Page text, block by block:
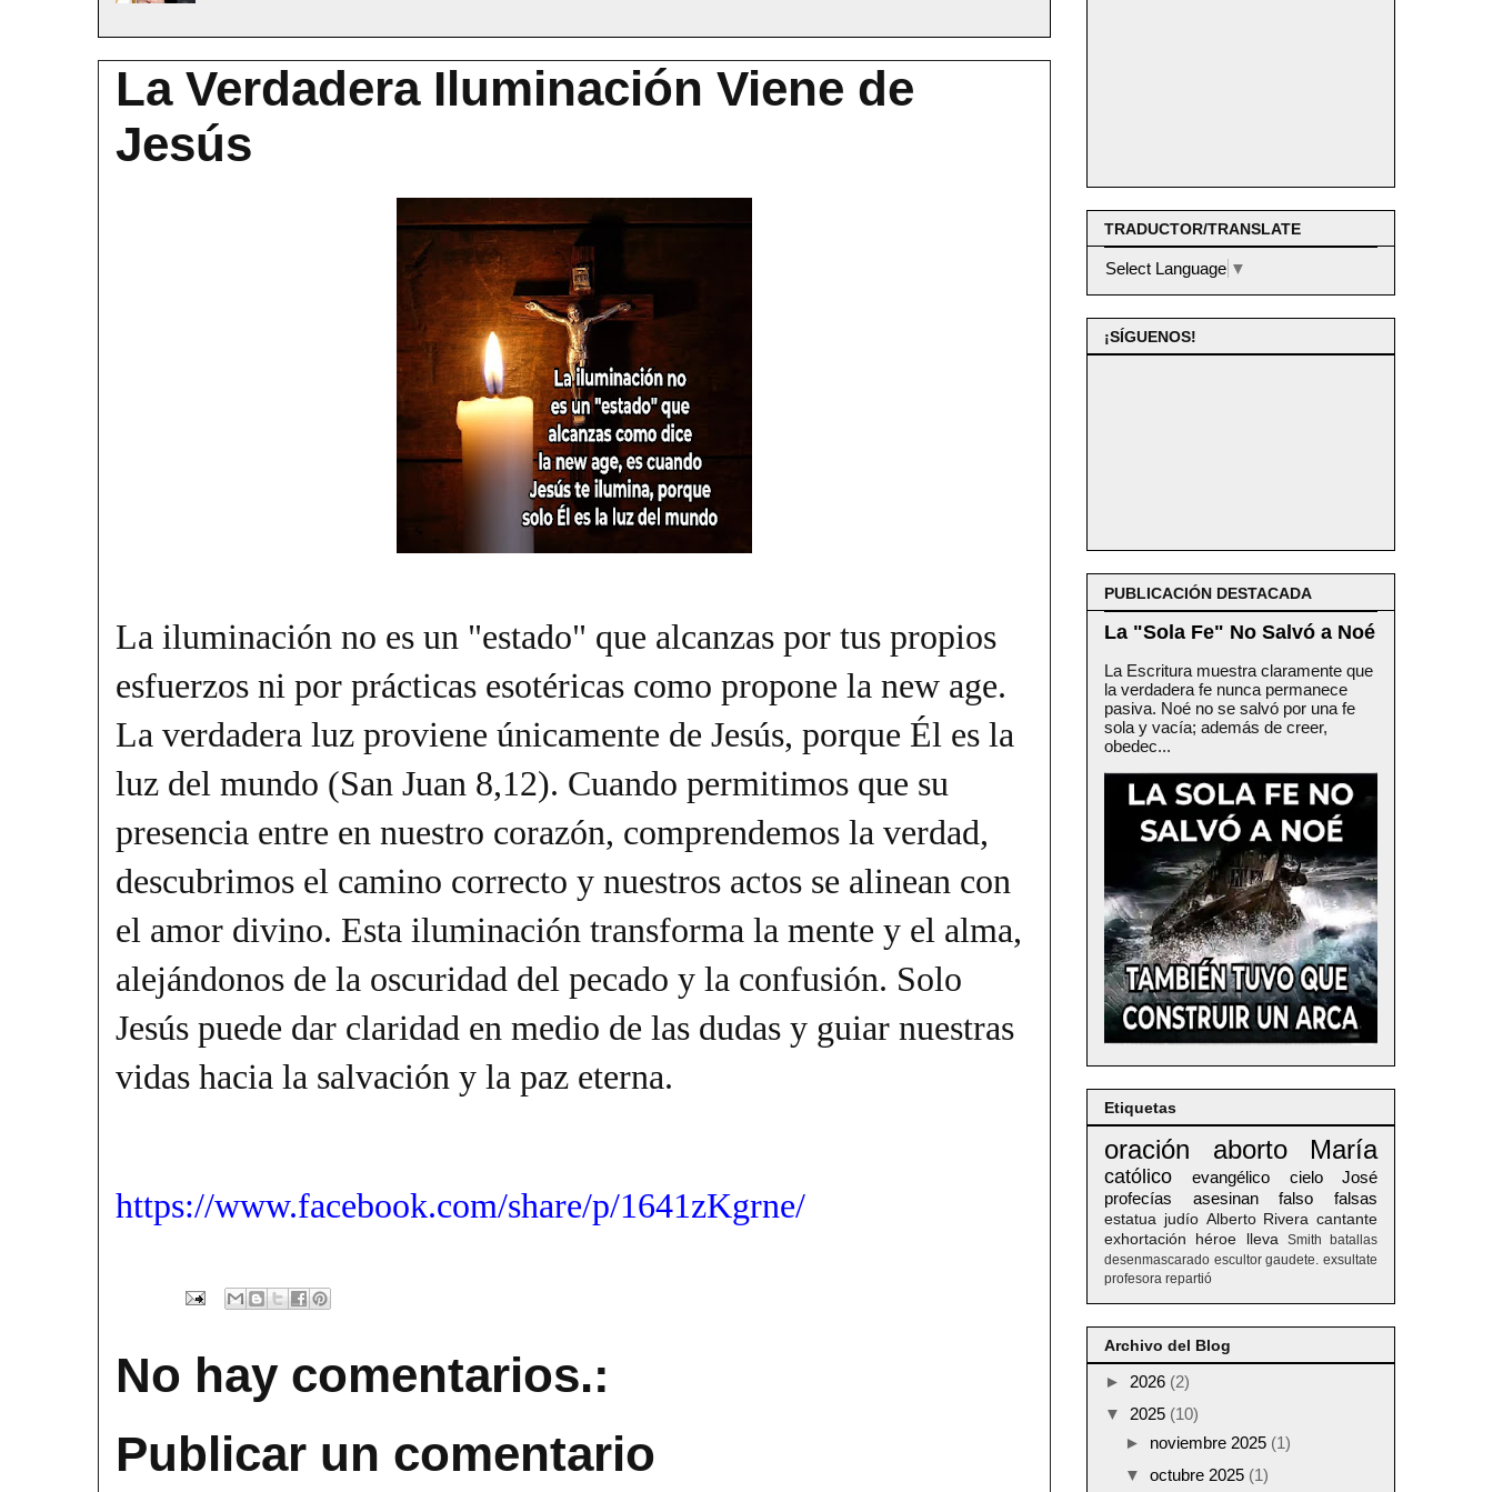
La Verdadera Iluminación Viene de
Jesús
La iluminación no es un "estado" que alcanzas por tus propios
esfuerzos ni por prácticas esotéricas como propone la new age.
La verdadera luz proviene únicamente de Jesús, porque Él es la
luz del mundo (San Juan 8,12). Cuando permitimos que su
presencia entre en nuestro corazón, comprendemos la verdad,
descubrimos el camino correcto y nuestros actos se alinean con
el amor divino. Esta iluminación transforma la mente y el alma,
alejándonos de la oscuridad del pecado y la confusión. Solo
Jesús puede dar claridad en medio de las dudas y guiar nuestras
vidas hacia la salvación y la paz eterna.
https://www.facebook.com/share/p/1641zKgrne/
No hay comentarios.:
Publicar un comentario
TRADUCTOR/TRANSLATE
Select Language ▼
¡SÍGUENOS!
PUBLICACIÓN DESTACADA
La "Sola Fe" No Salvó a Noé
La Escritura muestra claramente que
la verdadera fe nunca permanece
pasiva. Noé no se salvó por una fe
sola y vacía; además de creer,
obedec...
Etiquetas
oración aborto María
católico evangélico cielo
José
profecías
asesinan falso falsas
estatua judío Alberto Rivera cantante
exhortación
héroe lleva Smith
batallas
desenmascarado escultor gaudete. exsultate
profesora repartió
Archivo del Blog
► 2026 (2)
▼ 2025 (10)
► noviembre 2025 (1)
▼ octubre 2025 (1)